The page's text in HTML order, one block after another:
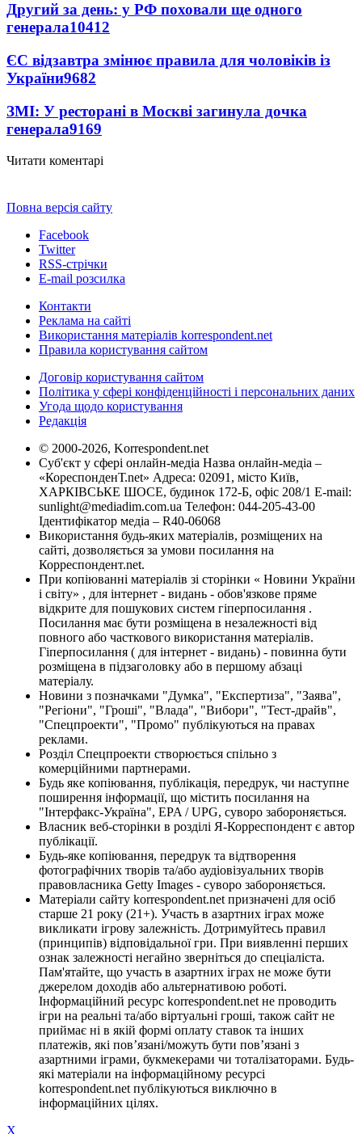
Другий за день: у РФ поховали ще одного
генерала10412
ЄС відзавтра змінює правила для чоловіків із
України9682
ЗМІ: У ресторані в Москві загинула дочка
генерала9169
Читати коментарі
Повна версія сайту
Facebook
Twitter
RSS-стрічки
E-mail розсилка
Контакти
Реклама на сайті
Використання матеріалів korrespondent.net
Правила користування сайтом
Договір користування сайтом
Політика у сфері конфіденційності і персональних даних
Угода щодо користування
Редакція
© 2000-2026, Korrespondent.net
Суб'єкт у сфері онлайн-медіа Назва онлайн-медіа –
«КореспонденТ.net» Адреса: 02091, місто Київ,
ХАРКІВСЬКЕ ШОСЕ, будинок 172-Б, офіс 208/1 E-mail:
sunlight@mediadim.com.ua Телефон: 044-205-43-00
Ідентифікатор медіа – R40-06068
Використання будь-яких матеріалів, розміщених на
сайті, дозволяється за умови посилання на
Корреспондент.net.
При копіюванні матеріалів зі сторінки « Новини України
і світу» , для інтернет - видань - обов'язкове пряме
відкрите для пошукових систем гіперпосилання .
Посилання має бути розміщена в незалежності від
повного або часткового використання матеріалів.
Гіперпосилання ( для інтернет - видань) - повинна бути
розміщена в підзаголовку або в першому абзаці
матеріалу.
Новини з позначками "Думка", "Експертиза", "Заява",
"Регіони", "Гроші", "Влада", "Вибори", "Тест-драйв",
"Спецпроекти", "Промо" публікуються на правах
реклами.
Розділ Спецпроекти створюється спільно з
комерційними партнерами.
Будь яке копіювання, публікація, передрук, чи наступне
поширення інформації, що містить посилання на
"Інтерфакс-Україна", EPA / UPG, суворо забороняється.
Власник веб-сторінки в розділі Я-Корреспондент є автор
публікації.
Будь-яке копіювання, передрук та відтворення
фотографічних творів та/або аудіовізуальних творів
правовласника Getty Images - суворо забороняється.
Матеріали сайту korrespondent.net призначені для осіб
старше 21 року (21+). Участь в азартних іграх може
викликати ігрову залежність. Дотримуйтесь правил
(принципів) відповідальної гри. При виявленні перших
ознак залежності негайно зверніться до спеціаліста.
Пам'ятайте, що участь в азартних іграх не може бути
джерелом доходів або альтернативою роботі.
Інформаційний ресурс korrespondent.net не проводить
ігри на реальні та/або віртуальні гроші, також сайт не
приймає ні в якій формі оплату ставок та інших
платежів, які пов’язані/можуть бути пов’язані з
азартними іграми, букмекерами чи тоталізаторами. Будь-
які матеріали на інформаційному ресурсі
korrespondent.net публікуються виключно в
інформаційних цілях.
X